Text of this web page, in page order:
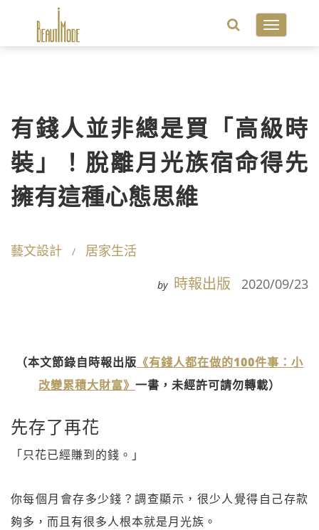
Toggle
有錢人並非總是買「高級時
裝」！脫離月光族宿命得先
擁有這種心態思維
藝文設計 居家生活
by 時報出版 2020/09/23
（本文節錄自時報出版 《有錢人都在做的100件事：小
改變累積大財富》 一書，未經許可請勿轉載）
先存了再花
「只花已經賺到的錢。」
你每個月會存多少錢？調查顯示，很少人覺得自己存款
夠多，而且有很多人根本就是月光族。